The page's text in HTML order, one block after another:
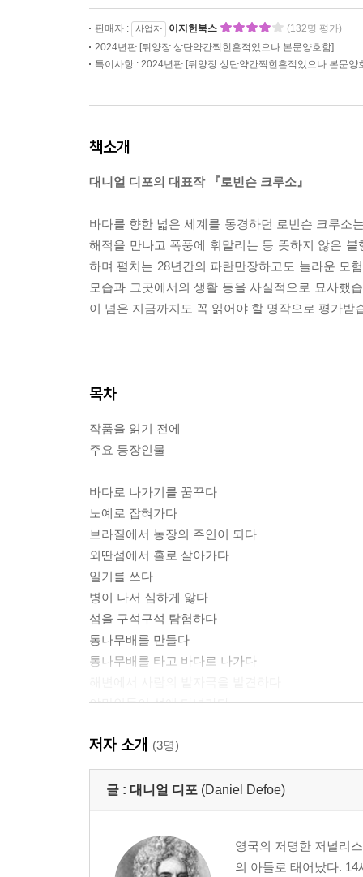
판매자 : 사업자 이지헌북스
(132명 평가)
2024년판 [뒤양장 상단약간찍힌흔적있으나 본문양호함]
특이사항 : 2024년판 [뒤양장 상단약간찍힌흔적있으나 본문양
책소개
대니얼 디포의 대표작 『로빈슨 크루소』
바다를 향한 넓은 세계를 동경하던 로빈슨 크루소
해적을 만나고 폭풍에 휘말리는 등 뜻하지 않은
하며 펼치는 28년간의 파란만장하고도 놀라운 모
모습과 그곳에서의 생활 등을 사실적으로 묘사했
이 넘은 지금까지도 꼭 읽어야 할 명작으로 평가받
목차
작품을 읽기 전에
주요 등장인물
바다로 나가기를 꿈꾸다
노예로 잡혀가다
브라질에서 농장의 주인이 되다
외딴섬에서 홀로 살아가다
일기를 쓰다
병이 나서 심하게 앓다
섬을 구석구석 탐험하다
통나무배를 만들다
통나무배를 타고 바다로 나가다
야만인들이 섬에 다녀가다
야만인의 목숨을 구해 주다
프라이데이를 가르치다
야만인들을 무찌르고 포로 두 명을 구해 내다
영국으로 돌아오다
저자 소개 (3명)
글 : 대니얼 디포 (Daniel Defoe)
영국의 저명한 저널리
의 아들로 태어났다.